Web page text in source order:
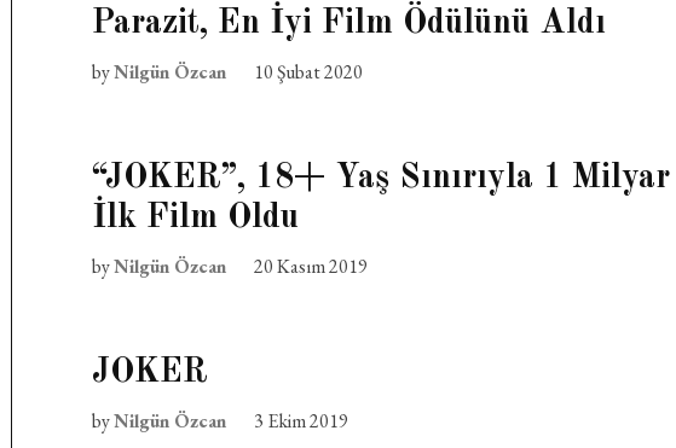
Parazit, En İyi Film Ödülünü Aldı
byNilgün Özcan 10 Şubat 2020
“JOKER”, 18+ Yaş Sınırıyla 1
İlk Film Oldu
byNilgün Özcan 20 Kasım 2019
JOKER
byNilgün Özcan 3 Ekim 2019